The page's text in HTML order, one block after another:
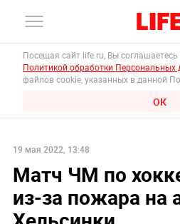
Посещая сайт life.ru, Вы
Политикой обработки Персональных
файлов cookie, указанных в данной
ОК
19 мая 2022, 13:48
Матч ЧМ по
из-за пожара на